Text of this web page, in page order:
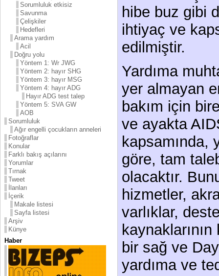
Sorumluluk etkisiz
Savunma
Çelişkiler
Hedefleri
Arama yardım
Acil
Doğru yolu
Yöntem 1: Wr JWG
Yöntem 2: hayır SHG
Yöntem 3: hayır MSG
Yöntem 4: hayır ADG
Hayır ADG test talep
Yöntem 5: SVA GW
AOB
Sorumluluk
Ağır engelli çocukların anneleri
Fotoğraflar
Konular
Farklı bakış açılarını
Yorumlar
Tırnak
Tweet
İlanları
İçerik
Makale listesi
Sayfa listesi
Arşiv
Künye
Haber
hibe buz gibi
ihtiyaç ve
edilmiştir.
Yardıma
yer almayan
bakım için
ve ayakta
kapsamında,
göre, tam
olacaktır.
hizmetler,
varlıklar,
kaynaklarının
bir sağ ve
yardıma ve